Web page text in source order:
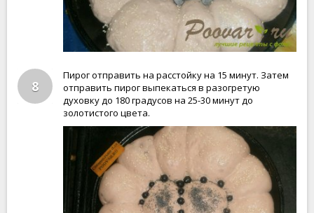
8
Пирог отправить на расстойку на 15 минут. Затем
отправить пирог выпекаться в разогретую
духовку до 180 градусов на 25-30 минут до
золотистого цвета.